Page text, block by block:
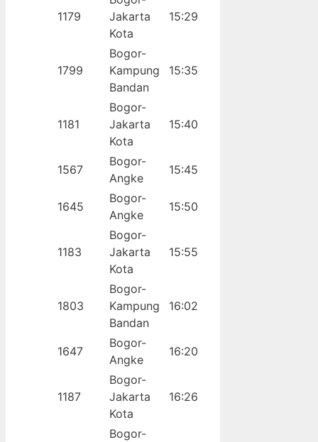
1179
Jakarta
Kota
15:29
1799
Bogor-
Kampung
Bandan
15:35
1181
Bogor-
Jakarta
Kota
15:40
1567
Bogor-
Angke
15:45
1645
Bogor-
Angke
15:50
1183
Bogor-
Jakarta
Kota
15:55
1803
Bogor-
Kampung
Bandan
16:02
1647
Bogor-
Angke
16:20
1187
Bogor-
Jakarta
Kota
16:26
Bogor-